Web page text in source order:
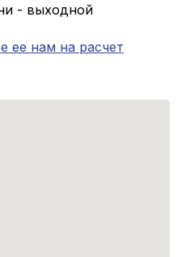
- выходной
ее нам на расчет